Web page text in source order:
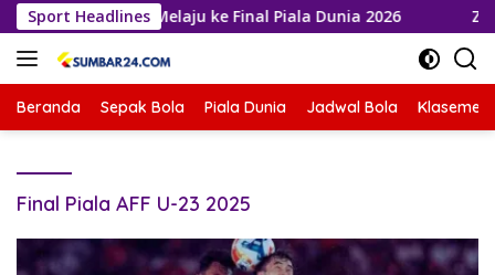
Langsung
ke
konten
Sport Headlines
La Roja Melaju ke Final Piala Dunia 2026 Zverev
Beranda Sepak Bola Piala Dunia Jadwal Bola Klasemen
Final Piala AFF U-23 2025